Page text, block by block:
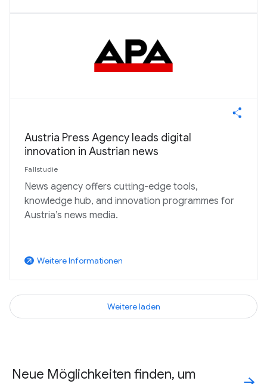
Austria Press Agency leads digital
innovation in Austrian news
Fallstudie
News agency offers cutting-edge tools,
knowledge hub, and innovation programmes for
Austria’s news media.
arrow_outward Weitere Informationen
Weitere laden
Neue Möglichkeiten finden, um